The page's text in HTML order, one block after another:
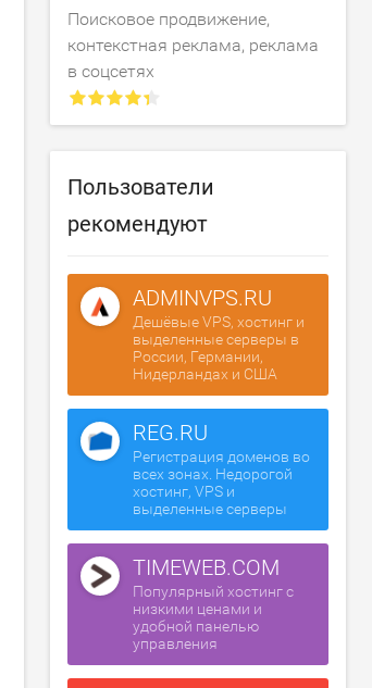
Поисковое продвижение,
контекстная реклама, реклама
в соцсетях
Пользователи
рекомендуют
ADMINVPS.RU
Дешёвые VPS, хостинг и
выделенные серверы в
России, Германии,
Нидерландах и США
REG.RU
Регистрация доменов во
всех зонах. Недорогой
хостинг, VPS и
выделенные серверы
TIMEWEB.COM
Популярный хостинг с
низкими ценами и
удобной панелью
управления